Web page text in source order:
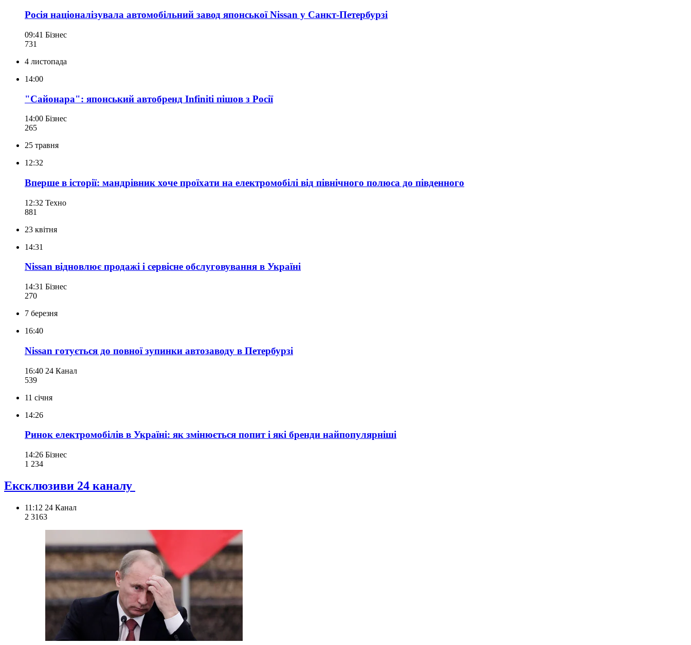
Росія націоналізувала автомобільний завод японської Nissan у Санкт-Петербурзі
09:41 Бізнес
731
4 листопада
14:00
"Сайонара": японський автобренд Infiniti пішов з Росії
14:00 Бізнес
265
25 травня
12:32
Вперше в історії: мандрівник хоче проїхати на електромобілі від північного полюса до південного
12:32 Техно
881
23 квітня
14:31
Nissan відновлює продажі і сервісне обслуговування в Україні
14:31 Бізнес
270
7 березня
16:40
Nissan готується до повної зупинки автозаводу в Петербурзі
16:40 24 Канал
539
11 січня
14:26
Ринок електромобілів в Україні: як змінюється попит і які бренди найпопулярніші
14:26 Бізнес
1 234
Ексклюзиви 24 каналу
11:12 24 Канал
2 3163